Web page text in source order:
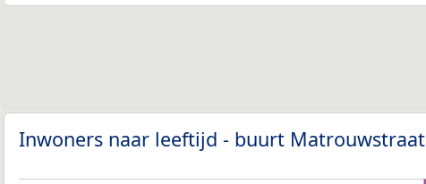
Inwoners naar leeftijd - buurt Matrouwstraat